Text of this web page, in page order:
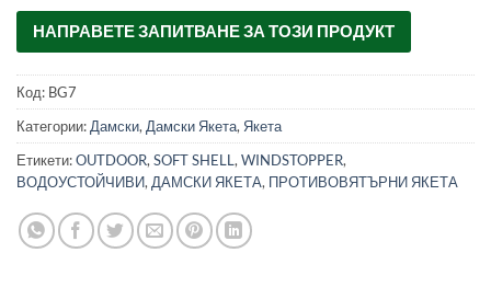
НАПРАВЕТЕ ЗАПИТВАНЕ ЗА ТОЗИ ПРОДУКТ
Код: BG7
Категории: Дамски, Дамски Якета, Якета
Етикети:OUTDOOR, SOFT SHELL , WINDSTOPPER,
ВОДОУСТОЙЧИВИ, ДАМСКИ ЯКЕТА, ПРОТИВОВЯТЪРНИ ЯКЕТА